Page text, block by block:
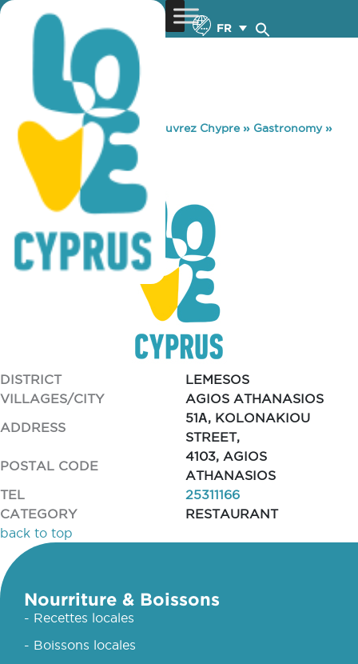
FR
You are here: Home »Découvrez Chypre» Gastronomy»
EATERS
EATERS
DISTRICT
LEMESOS
VILLAGES/CITY
AGIOS ATHANASIOS
ADDRESS
51Α, KOLONAKIOU
STREET,
POSTAL CODE
4103, AGIOS
ATHANASIOS
TEL
25311166
CATEGORY
RESTAURANT
back to top
Nourriture & Boissons
- Recettes locales
- Boissons locales